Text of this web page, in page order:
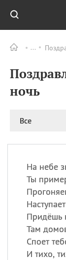
ночь
Все
На небе
Ты
Придёшь
Там
Споет
И тихо,